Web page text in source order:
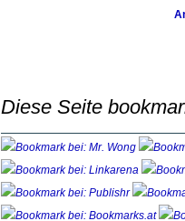
Diese Seite